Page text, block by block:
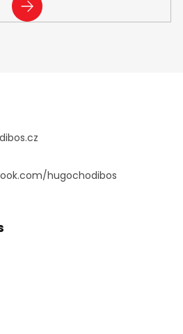
SE
hugochodibos